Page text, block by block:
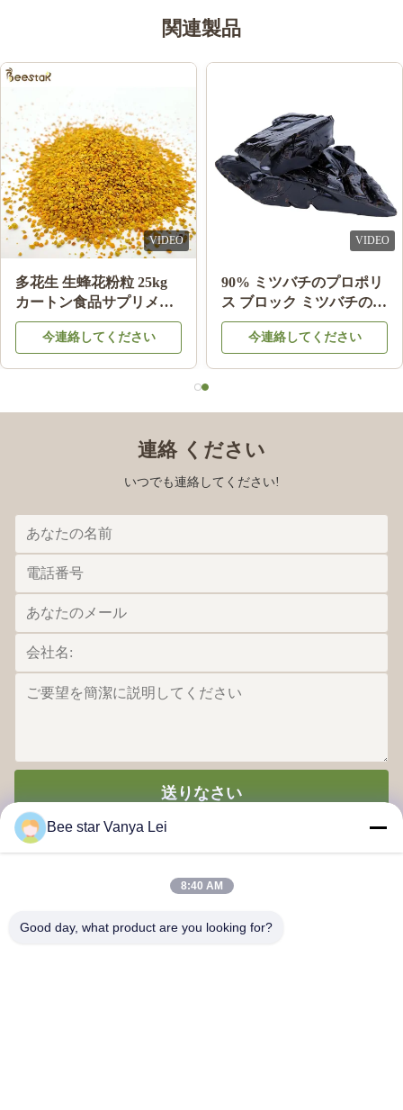
関連製品
VIDEO
中国からの天然蜂蜜 シダ
ー蜂蜜 100%天然蜂蜜製
品
今連絡してください
VIDEO
10-HDA 2% オーガニック
新鮮 ローヤルゼリー 自然
純食品級
今連絡してください
連絡 ください
いつでも連絡してください!
送りなさい
Bee star Vanya Lei
8:40 AM
Good day, what product are you looking for?